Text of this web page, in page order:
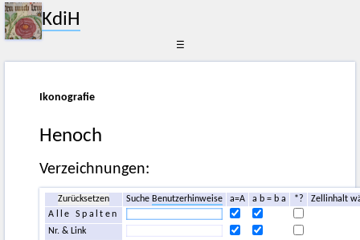
KdiH
☰
Ikonografie
Henoch
Verzeichnungen:
Zurücksetzen SucheBenutzerhinweise a=A a b = b a *?
Zellinhalt
Alle Spalten
Nr. & Link